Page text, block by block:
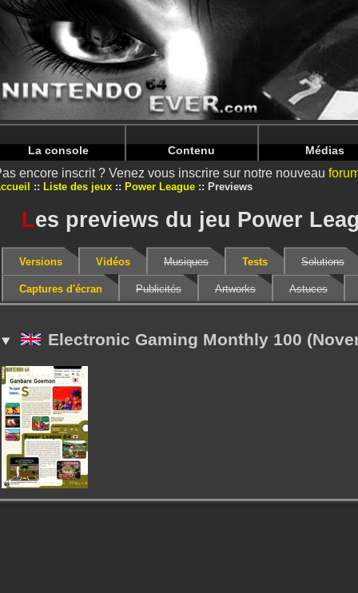
Warning: Undefined array key "HTTP_REFERER" in /
Warning: Undefined array key "HTTP_REFERER" in /
La console Contenu Médias
encore inscrit ? Venez vous inscrire sur notre nouveau
Liste des jeux Power League Previews
Les previews du jeu Power
Versions Vidéos Musiques Tests Solutions
Captures d'écran Publicités Artworks Astuces
Electronic Gaming Monthly 100